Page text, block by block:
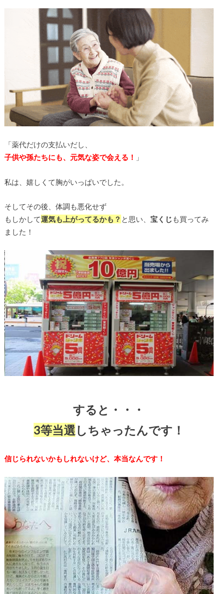
「薬代だけの支払いだし、
子供や孫たちにも、元気な姿で会える！
」
私は、嬉しくて胸がいっぱいでした。
そしてその後、体調も悪化せず
もしかして運気も上がってるかも？ と思い、 宝くじ も買ってみ
ました！
すると・・・
3等当選 しちゃったんです！
信じられないかもしれないけど、本当なんです！